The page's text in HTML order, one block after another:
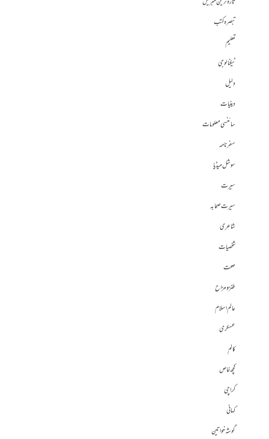
تبصرہ کتب
تعلیم
ٹیکنالوجی
دلیل
دینیات
سائنسی معلومات
سفرنامہ
سوشل میڈیا
سیرت
سیرت صحابہ
شاعری
شخصیات
صحت
طنز و مزاح
عالم اسلام
عسکری
کالم
کچھ خاص
کراچی
کہانی
گوشہ خواتین